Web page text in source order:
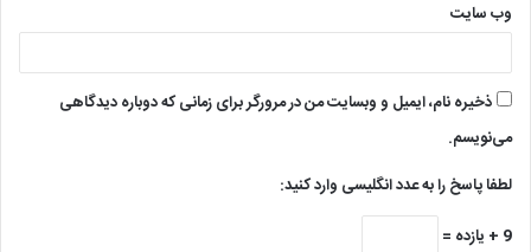
وب‌ سایت
ذخیره نام، ایمیل و وبسایت من در مرورگر برای زمانی که دوباره دیدگاهی
می‌نویسم.
لطفا پاسخ را به عدد انگلیسی وارد کنید:
9 + یازده =